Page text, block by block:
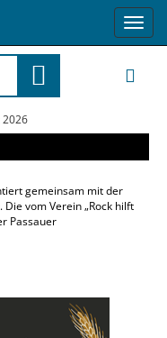
2026
gemeinsam mit der
vom Verein „Rock hilft
Passauer